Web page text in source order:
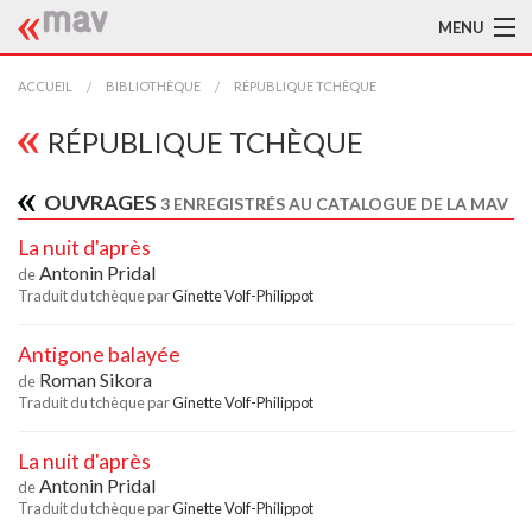
MENU
ACCUEIL
LA MAV
TRADUCTEURS
AIDE À LA TRADUCTION
À L'AFFICHE
ACCUEIL BIBLIOTHÈQUE RÉPUBLIQUE TCHÈQUE
RÉPUBLIQUE TCHÈQUE
OUVRAGES 3 ENREGISTRÉS AU CATALOGUE DE LA MAV
La nuit d'après
de Antonin Pridal
Traduit du tchèque parGinette Volf-Philippot
Antigone balayée
de Roman Sikora
Traduit du tchèque parGinette Volf-Philippot
La nuit d'après
deAntonin Pridal
Traduit du tchèque parGinette Volf-Philippot